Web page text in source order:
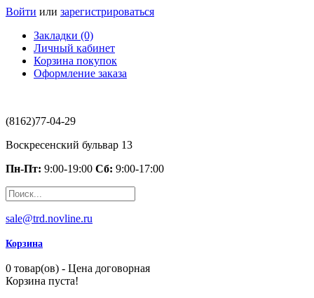
Войти или зарегистрироваться
Закладки (0)
Личный кабинет
Корзина покупок
Оформление заказа
(8162)77-04-29
Воскресенский бульвар 13
Пн-Пт: 9:00-19:00 Сб: 9:00-17:00
sale@trd.novline.ru
Корзина
0 товар(ов) - Цена договорная
Корзина пуста!